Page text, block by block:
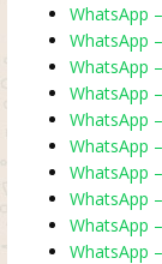
WhatsApp
WhatsApp
WhatsApp
WhatsApp
WhatsApp
WhatsApp
WhatsApp
WhatsApp
WhatsApp
WhatsApp